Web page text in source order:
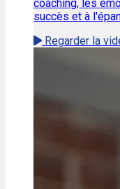
coaching, les
succès et à
Regarder la